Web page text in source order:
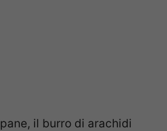
il burro di arachidi